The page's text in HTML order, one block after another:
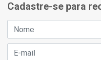
Cadastre-se para